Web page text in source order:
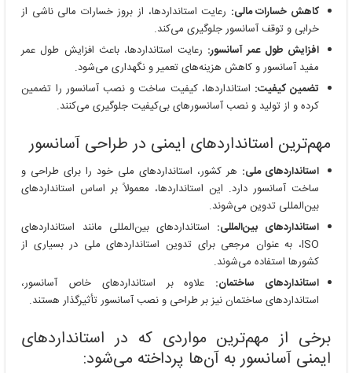
کاهش خسارات مالی: رعایت استانداردها، از بروز خسارات مالی ناشی از
خرابی و توقف آسانسور جلوگیری می‌کند.
افزایش طول عمر آسانسور: رعایت استانداردها، باعث افزایش طول عمر
مفید آسانسور و کاهش هزینه‌های تعمیر و نگهداری می‌شود.
تضمین کیفیت: استانداردها، کیفیت ساخت و نصب آسانسور را تضمین
کرده و از تولید و نصب آسانسورهای بی‌کیفیت جلوگیری می‌کنند.
مهم‌ترین استانداردهای ایمنی در طراحی آسانسور
استانداردهای ملی: هر کشور، استانداردهای ملی خود را برای طراحی و
ساخت آسانسور دارد. این استانداردها، معمولاً بر اساس استانداردهای
بین‌المللی تدوین می‌شوند.
استانداردهای بین‌المللی: استانداردهای بین‌المللی مانند استانداردهای
ISO، به عنوان مرجعی برای تدوین استانداردهای ملی در بسیاری از
کشورها استفاده می‌شوند.
استانداردهای ساختمان: علاوه بر استانداردهای خاص آسانسور،
استانداردهای ساختمان نیز بر طراحی و نصب آسانسور تأثیرگذار هستند.
برخی از مهم‌ترین مواردی که در استانداردهای
ایمنی آسانسور به آن‌ها پرداخته می‌شود: